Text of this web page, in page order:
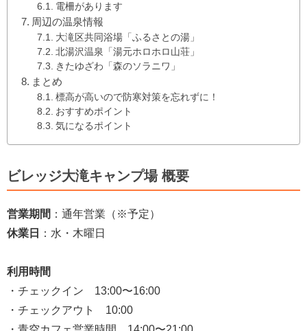
電柵があります
周辺の温泉情報
大滝区共同浴場「ふるさとの湯」
北湯沢温泉「湯元ホロホロ山荘」
きたゆざわ「森のソラニワ」
まとめ
標高が高いので防寒対策を忘れずに！
おすすめポイント
気になるポイント
ビレッジ大滝キャンプ場 概要
営業期間 ：通年営業（※予定）
休業日
：水・木曜日
利用時間
・チェックイン 13:00〜16:00
・チェックアウト 10:00